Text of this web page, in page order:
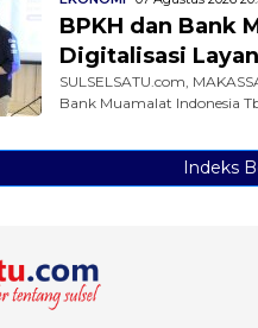
BPKH dan Bank
Digitalisasi
SULSELSATU.com,
Bank Muamalat Indonesia
Indeks